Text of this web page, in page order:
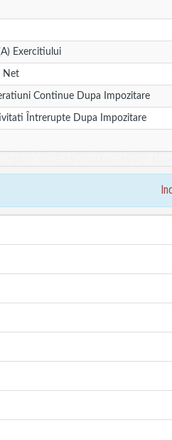
Exercitiului
Net
Continue Dupa Impozitare
Întrerupte Dupa Impozitare